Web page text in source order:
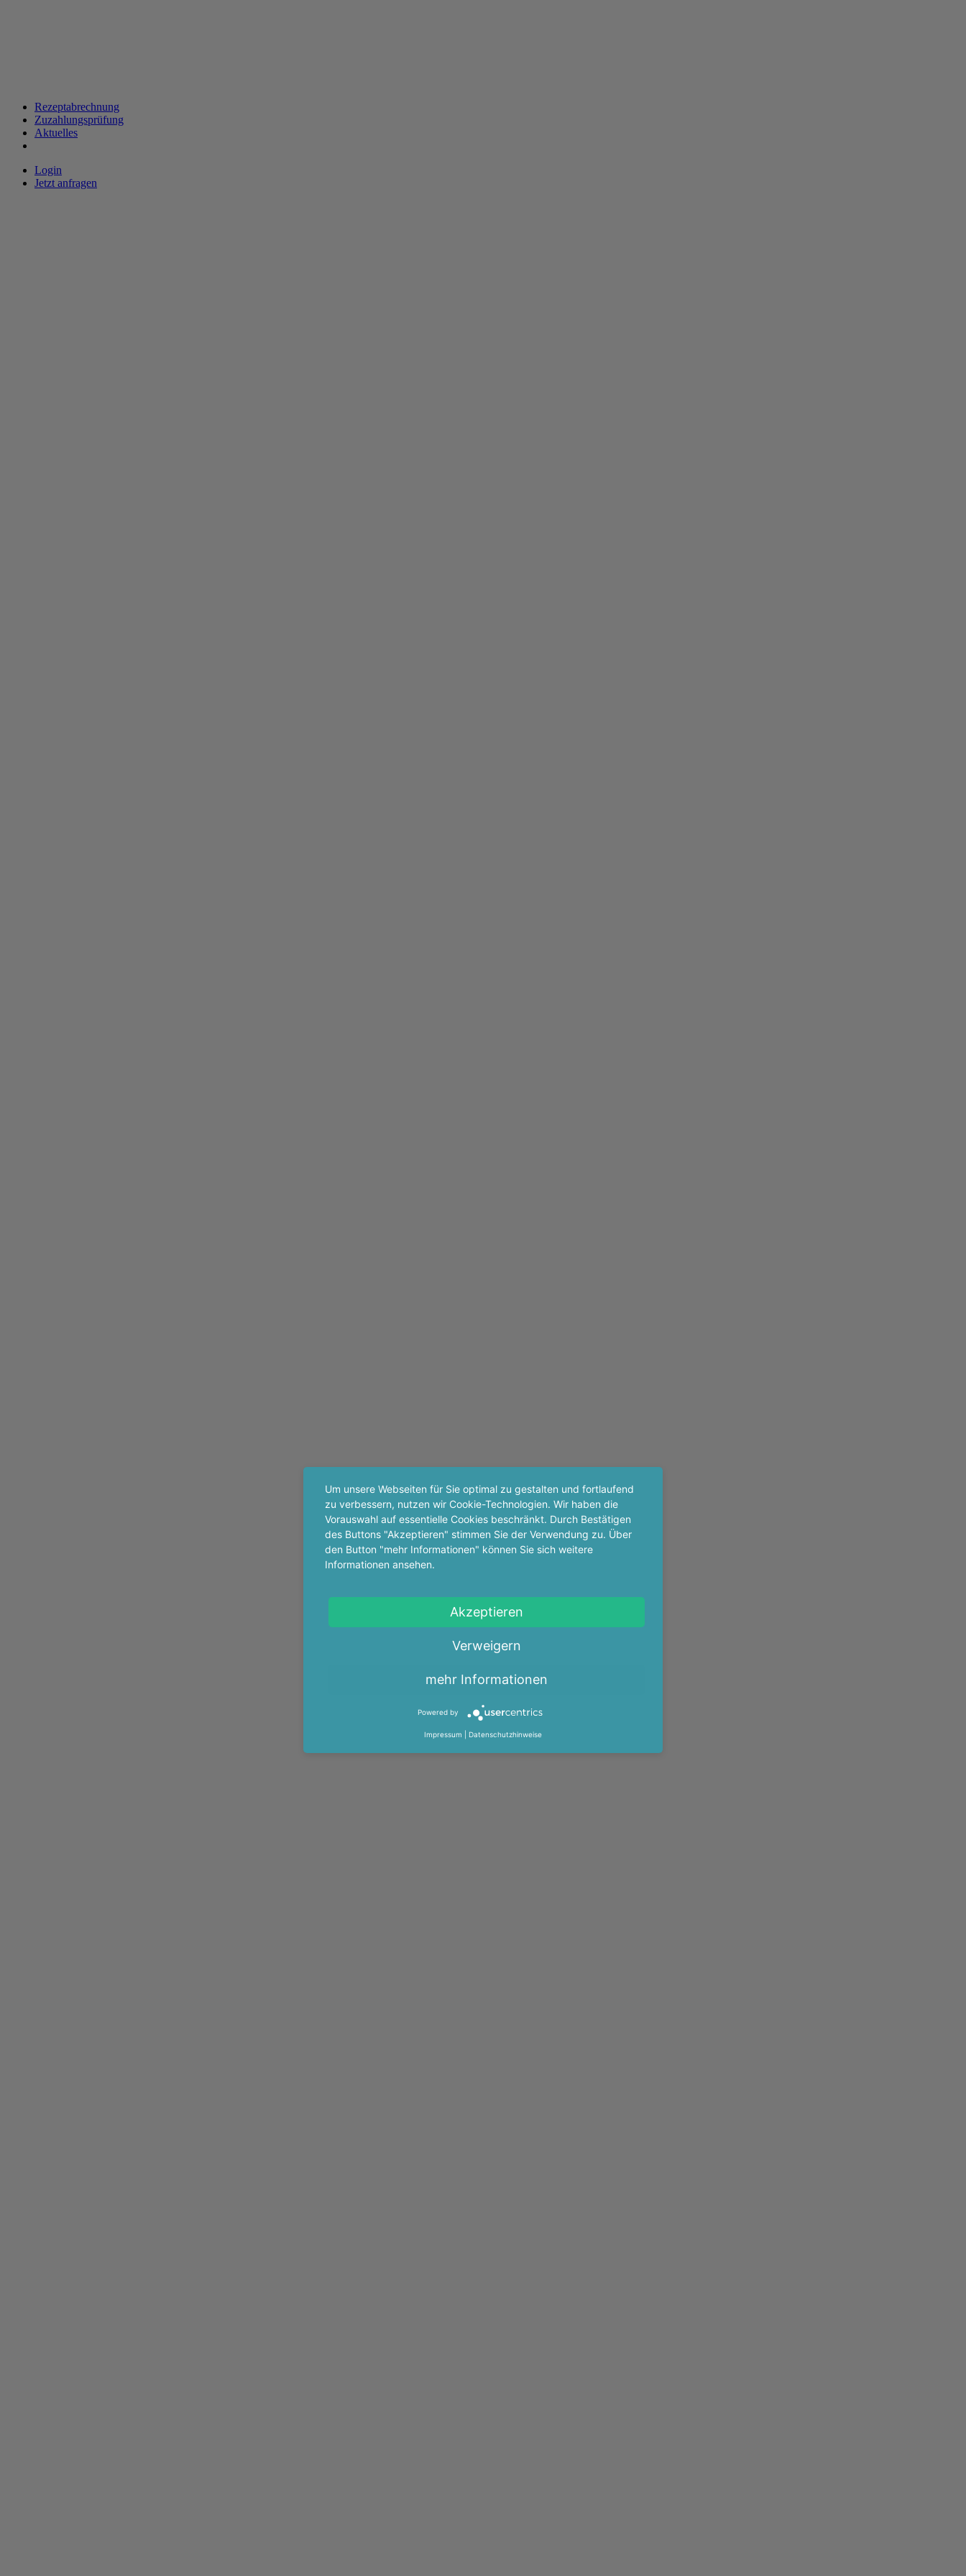
Rezeptabrechnung
Zuzahlungsprüfung
Aktuelles
Login
Jetzt anfragen
Um unsere Webseiten für Sie optimal zu gestalten und fortlaufend
zu verbessern, nutzen wir Cookie-Technologien. Wir haben die
Vorauswahl auf essentielle Cookies beschränkt. Durch Bestätigen
des Buttons "Akzeptieren" stimmen Sie der Verwendung zu. Über
den Button "mehr Informationen" können Sie sich weitere
Informationen ansehen.
Akzeptieren
Verweigern
mehr Informationen
Powered by
Impressum Datenschutzhinweise